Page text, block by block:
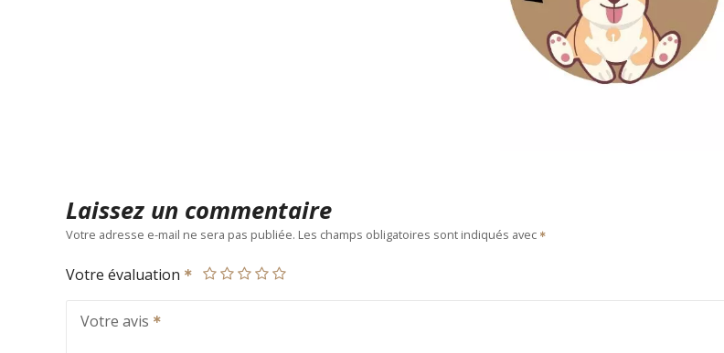
Laissez un commentaire
Votre adresse e-mail ne sera pas publiée. Les champs obligatoires sont indiqués avec
Votre évaluation
Votre avis